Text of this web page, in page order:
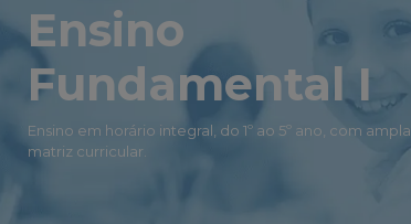
Ensino
Fundamental I
Ensino em horário integral, do 1º ao 5º ano, com ampla
matriz curricular.